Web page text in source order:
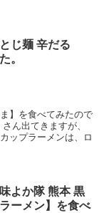
じ麺 辛だる
。
】を食べてみたので
ん出てきますが、
ップラーメンは、ロ
よか隊 熊本 黒
ーメン】を食べ